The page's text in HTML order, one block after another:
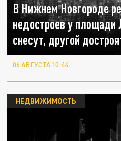
В Нижнем Новгороде
недостроев у площади
снесут, другой
06 АВГУСТА 10:44
НЕДВИЖИМОСТЬ